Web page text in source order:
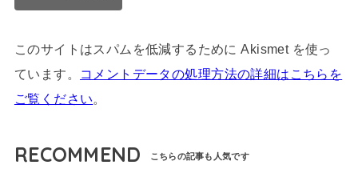
このサイトはスパムを低減するために Akismet を使っ
ています。
コメントデータの処理方法の詳細はこちらを
ご覧ください。
RECOMMEND